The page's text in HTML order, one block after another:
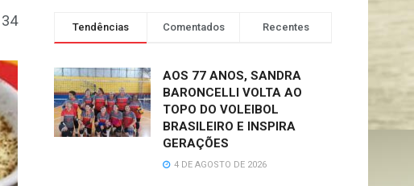
34 Tendências Comentados Recentes
AOS 77 ANOS, SANDRA
BARONCELLI VOLTA AO
TOPO DO VOLEIBOL
BRASILEIRO E INSPIRA
GERAÇÕES
4 DE AGOSTO DE 2026